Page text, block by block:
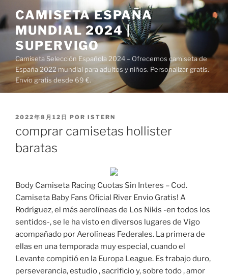
al
contenido
CAMISETA ESPAÑA
MUNDIAL 2024 |
SUPERVIGO
Camiseta Selección Española 2024 – Ofrecemos camiseta de
España 2022 mundial para adultos y niños. Personalizar gratis.
Envío gratis desde 69 €.
PUBLICADO
2022年8月12日 POR ISTERN
comprar camisetas hollister
baratas
Body Camiseta Racing Cuotas Sin Interes – Cod.
Camiseta Baby Fans Oficial River Envio Gratis! A
Rodríguez, el más aerolíneas de Los Nikis -en todos los
sentidos-, se le ha visto en diversos lugares de Vigo
acompañado por Aerolíneas Federales. La primera de
ellas en una temporada muy especial, cuando el
Levante compitió en la Europa League. Es trabajo duro,
perseverancia, estudio , sacrificio y, sobre todo , amor